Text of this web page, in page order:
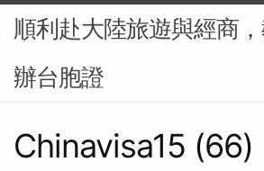
順利赴大陸旅遊與經商
辦台胞證
Chinavisa15 (66)